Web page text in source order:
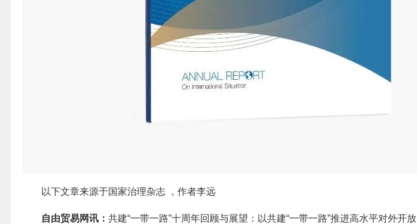
以下文章来源于国家治理杂志 ，作者李远
自由贸易网讯： 共建“一带一路”十周年回顾与展望：以共建“一带一路”推进高水平对外开放